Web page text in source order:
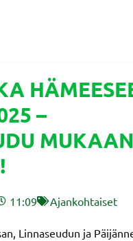
–
MUKAAN
11:09 Ajankohtaiset
Linnaseudun ja